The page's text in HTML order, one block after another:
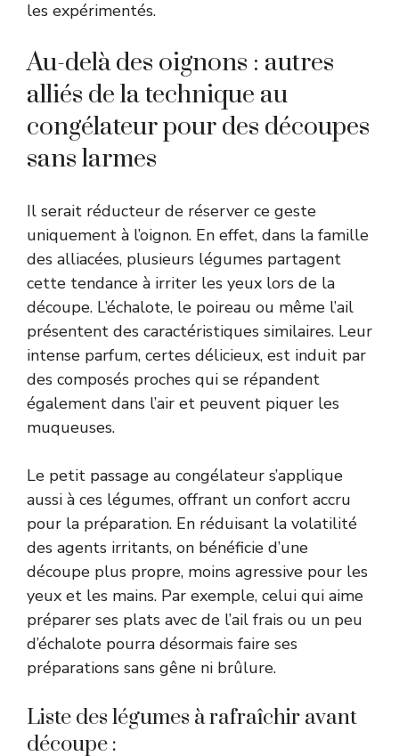
les expérimentés.
Au-delà des oignons : autres
alliés de la technique au
congélateur pour des découpes
sans larmes
Il serait réducteur de réserver ce geste
uniquement à l’oignon. En effet, dans la famille
des alliacées, plusieurs légumes partagent
cette tendance à irriter les yeux lors de la
découpe. L’échalote, le poireau ou même l’ail
présentent des caractéristiques similaires. Leur
intense parfum, certes délicieux, est induit par
des composés proches qui se répandent
également dans l’air et peuvent piquer les
muqueuses.
Le petit passage au congélateur s’applique
aussi à ces légumes, offrant un confort accru
pour la préparation. En réduisant la volatilité
des agents irritants, on bénéficie d’une
découpe plus propre, moins agressive pour les
yeux et les mains. Par exemple, celui qui aime
préparer ses plats avec de l’ail frais ou un peu
d’échalote pourra désormais faire ses
préparations sans gêne ni brûlure.
Liste des légumes à rafraîchir avant
découpe :